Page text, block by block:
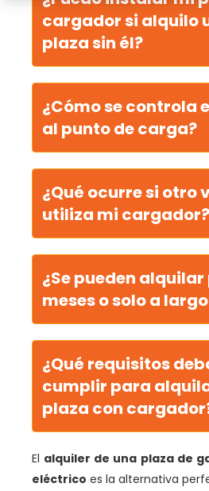
cargador si alquilo
plaza sin él?
¿Cómo se controla
al punto de carga?
¿Qué ocurre si otro
utiliza mi cargador?
¿Se pueden alquilar
meses o solo a
¿Qué requisitos
cumplir para
plaza con
El alquiler de una plaza de
eléctrico es la alternativa